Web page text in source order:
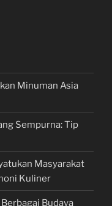
Minuman Asia
Sempurna: Tip
Masyarakat
Kuliner
Budaya